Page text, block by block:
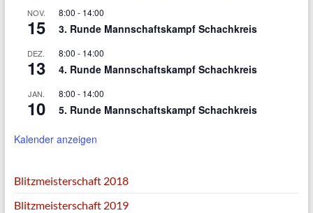
NOV.
15
8:00 - 14:00
3. Runde Mannschaftskampf Schachkreis
DEZ.
13
8:00 - 14:00
4. Runde Mannschaftskampf Schachkreis
JAN.
10
8:00 - 14:00
5. Runde Mannschaftskampf Schachkreis
Kalender anzeigen
Blitzmeisterschaft 2018
Blitzmeisterschaft 2019